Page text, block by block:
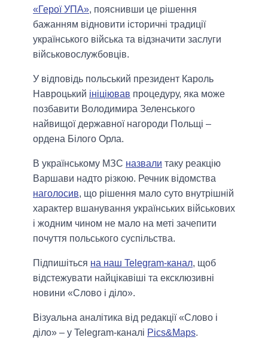
«Герої УПА», пояснивши це рішення
бажанням відновити історичні традиції
українського війська та відзначити заслуги
військовослужбовців.
У відповідь польський президент Кароль
Навроцький ініціював процедуру, яка може
позбавити Володимира Зеленського
найвищої державної нагороди Польщі –
ордена Білого Орла.
В українському МЗС назвали таку реакцію
Варшави надто різкою. Речник відомства
наголосив, що рішення мало суто внутрішній
характер вшанування українських військових
і жодним чином не мало на меті зачепити
почуття польського суспільства.
Підпишіться на наш Telegram-канал, щоб
відстежувати найцікавіші та ексклюзивні
новини «Слово і діло».
Візуальна аналітика від редакції «Слово і
діло» – у Telegram-каналі Pics&Maps.